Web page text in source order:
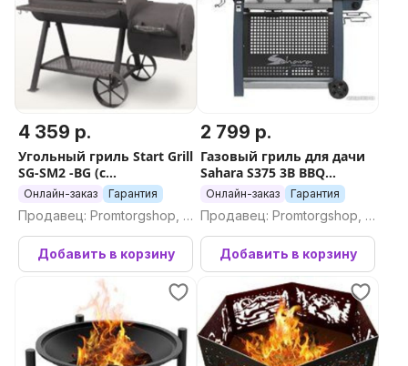
4 359 р.
Угольный гриль Start Grill
SG-SM2 -BG (с
никелированными
Онлайн-заказ Гарантия
Продавец: Promtorgshop, П
ромторгшоп
Добавить в корзину
2 799 р.
Газовый гриль для дачи
Sahara S375 3B BBQ
Smokey Teal (дымчатый)
Онлайн-заказ Гарантия
Продавец: Promtorgshop, П
ромторгшоп
Добавить в корзину